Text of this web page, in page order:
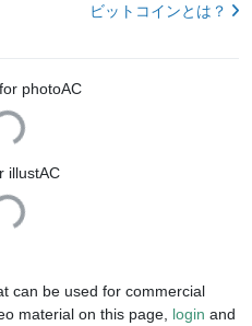
ビットコインとは？
photoAC
illustAC
can be used for commercial
material on this page, login and